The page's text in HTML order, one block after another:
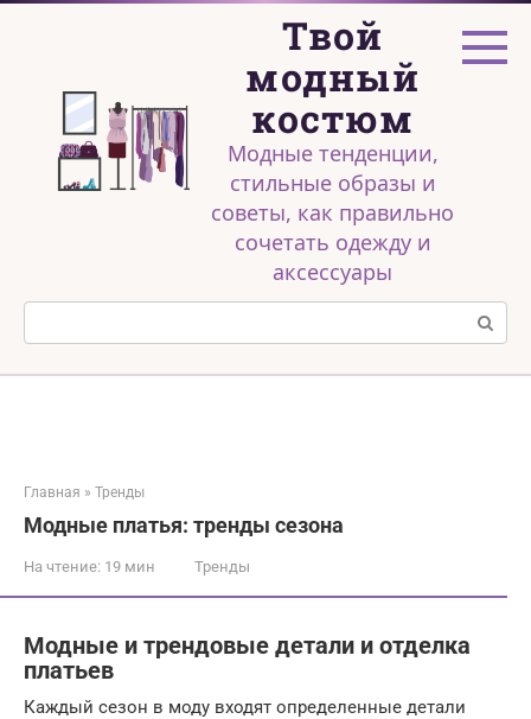
Перейти
Твой
модный
костюм
Модные тенденции,
стильные образы и
советы, как правильно
сочетать одежду и
аксессуары
Поиск:
Главная » Тренды
Модные платья: тренды сезона
На чтение: 19 мин Тренды
Модные и трендовые детали и отделка
платьев
Каждый сезон в моду входят определенные детали